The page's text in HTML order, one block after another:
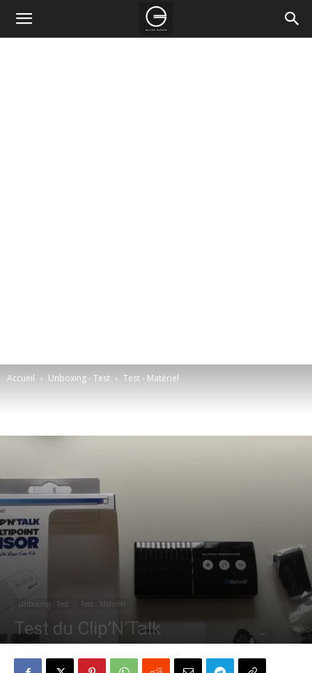
Accueil Unboxing - Test Test - Matériel
Unboxing - Test Test - Matériel
Test du Clip’N’Talk